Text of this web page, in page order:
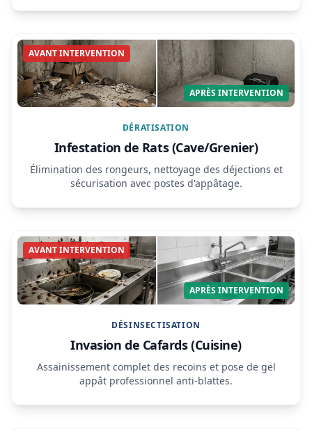
AVANT INTERVENTION
APRÈS INTERVENTION
DÉRATISATION
Infestation de Rats (Cave/Grenier)
Élimination des rongeurs, nettoyage des déjections et
sécurisation avec postes d'appâtage.
AVANT INTERVENTION
APRÈS INTERVENTION
DÉSINSECTISATION
Invasion de Cafards (Cuisine)
Assainissement complet des recoins et pose de gel
appât professionnel anti-blattes.